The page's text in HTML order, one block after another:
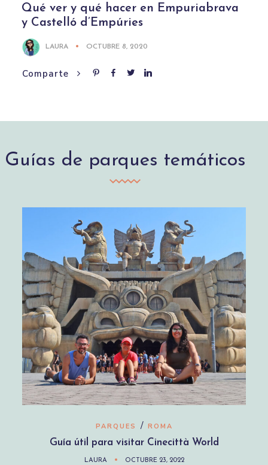
Qué ver y qué hacer en Empuriabrava
y Castelló d’Empúries
LAURA OCTUBRE 8, 2020
Comparte
Guías de parques temáticos
PARQUES / ROMA
Guía útil para visitar Cinecittà World
LAURA OCTUBRE 23, 2022